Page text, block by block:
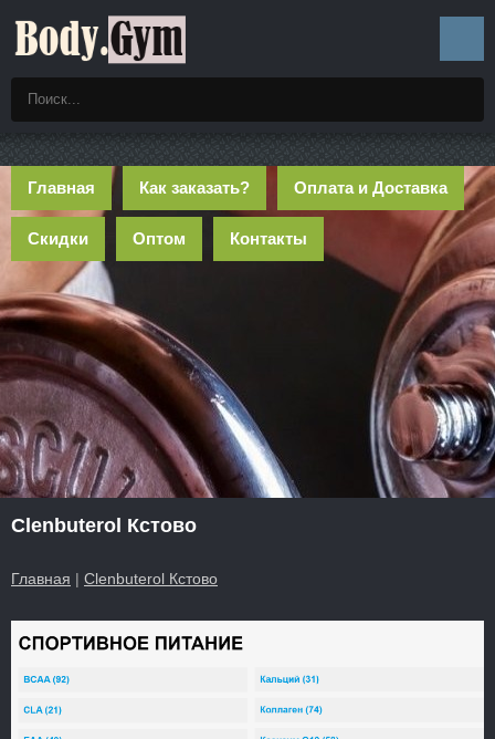
Главная Как заказать? Оплата и Доставка
Скидки Оптом Контакты
Clenbuterol Кстово
Главная | Clenbuterol Кстово